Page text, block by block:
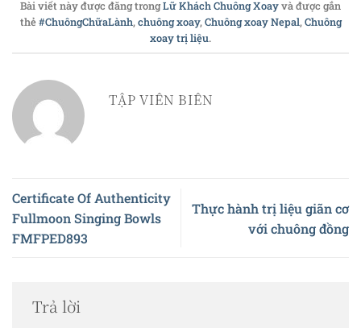
Bài viết này được đăng trongLữ Khách Chuông Xoayvà được gắn
thẻ#ChuôngChữaLành, chuông xoay, Chuông xoay Nepal, Chuông
xoay trị liệu.
TẬP VIÊN BIÊN
Certificate Of Authenticity
Fullmoon Singing Bowls
FMFPED893
Thực hành trị liệu giãn cơ
với chuông đồng
Trả lời